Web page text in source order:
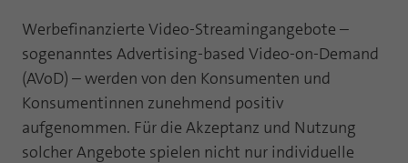
Werbefinanzierte Video-Streamingangebote –
sogenanntes Advertising-based Video-on-Demand
(AVoD) – werden von den Konsumenten und
Konsumentinnen zunehmend positiv
aufgenommen. Für die Akzeptanz und Nutzung
solcher Angebote spielen nicht nur individuelle